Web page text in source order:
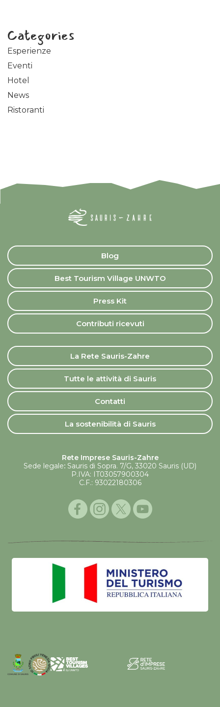
Categories
Esperienze
Eventi
Hotel
News
Ristoranti
Blog
Best Tourism Village UNWTO
Press Kit
Contributi ricevuti
La Rete Sauris-Zahre
Tutte le attività di Sauris
Contatti
La sostenibilità di Sauris
Rete Imprese Sauris-Zahre
Sede legale: Sauris di Sopra. 7/G, 33020 Sauris (UD)
P.IVA: IT03057900304
C.F.: 93022180306